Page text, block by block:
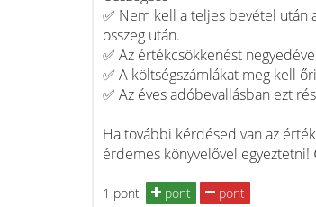
✅ Nem kell a teljes bevétel után
összeg után.
✅ Az értékcsökkenést
✅ A költségszámlákat meg kell
✅ Az éves adóbevallásban ezt
Ha további kérdésed van az
érdemes könyvelővel egyeztetni!
1 pont pont
pont